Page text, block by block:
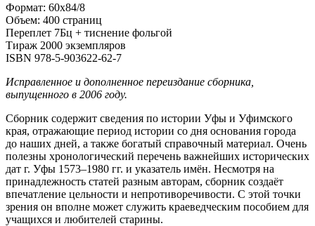
Формат: 60х84/8
Объем: 400 страниц
Переплет 7Бц + тиснение фольгой
Тираж 2000 экземпляров
ISBN 978-5-903622-62-7
Исправленное и дополненное переиздание сборника,
выпущенного в 2006 году.
Сборник содержит сведения по истории Уфы и Уфимского
края, отражающие период истории со дня основания города
до наших дней, а также богатый справочный материал. Очень
полезны хронологический перечень важнейших исторических
дат г. Уфы 1573–1980 гг. и указатель имён. Несмотря на
принадлежность статей разным авторам, сборник создаёт
впечатление цельности и непротиворечивости. С этой точки
зрения он вполне может служить краеведческим пособием для
учащихся и любителей старины.